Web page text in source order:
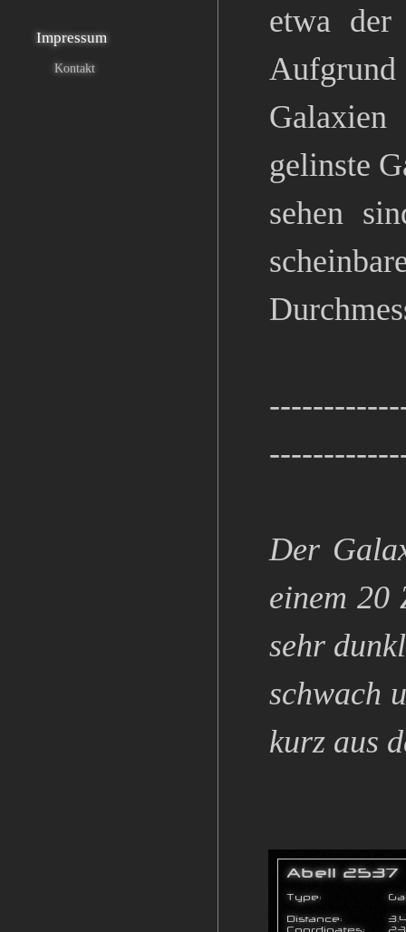
Impressum
Kontakt
etwa der
gelinste
sehen
Der
einem 20
sehr
schwach
kurz aus